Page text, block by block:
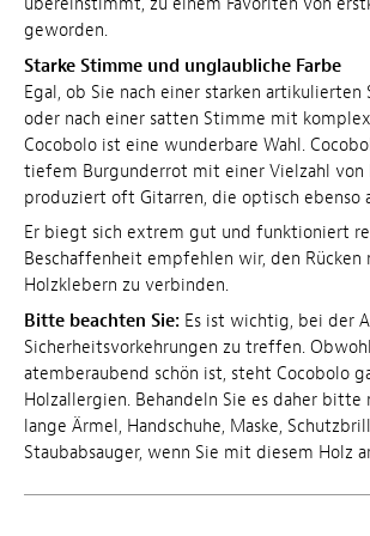
geworden.
Starke Stimme und unglaubliche Farbe
Egal, ob Sie nach einer starken
oder nach einer satten Stimme mit
Cocobolo ist eine wunderbare Wahl.
tiefem Burgunderrot mit einer Vielzahl von
produziert oft Gitarren, die optisch ebenso
Er biegt sich extrem gut und funktioniert
Beschaffenheit empfehlen wir, den
Holzklebern zu verbinden.
Bitte beachten Sie: Es ist wichtig, bei der
Sicherheitsvorkehrungen zu treffen.
atemberaubend schön ist, steht Cocobolo
Holzallergien. Behandeln Sie es daher
lange Ärmel, Handschuhe, Maske,
Staubabsauger, wenn Sie mit diesem Holz